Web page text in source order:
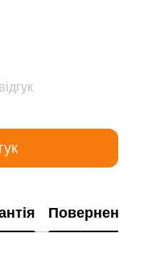
Повернення